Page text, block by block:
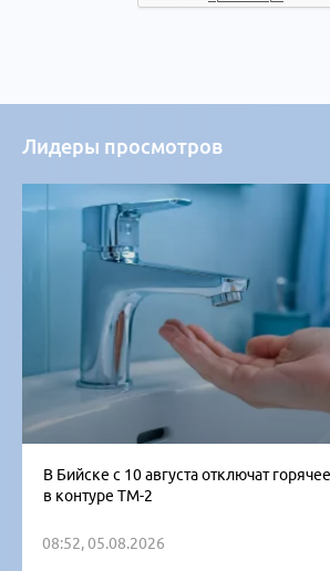
Лидеры просмотров
В Бийске с 10 августа отключат
в контуре ТМ-2
08:52, 05.08.2026